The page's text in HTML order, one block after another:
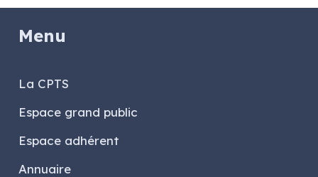
Menu
La CPTS
Espace grand public
Espace adhérent
Annuaire